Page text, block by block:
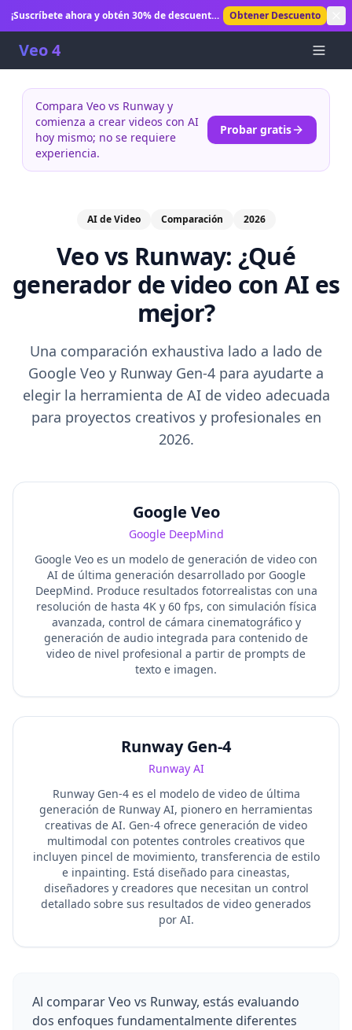
¡Suscríbete ahora y obtén 30% de descuento!
Obtener Descuento
Veo 4
Compara Veo vs Runway y
comienza a crear videos con AI
hoy mismo; no se requiere
experiencia.
Probar gratis
AI de Video Comparación 2026
Veo vs Runway: ¿Qué
generador de video con AI es
mejor?
Una comparación exhaustiva lado a lado de
Google Veo y Runway Gen-4 para ayudarte a
elegir la herramienta de AI de video adecuada
para proyectos creativos y profesionales en
2026.
Google Veo
Google DeepMind
Google Veo es un modelo de generación de video con
AI de última generación desarrollado por Google
DeepMind. Produce resultados fotorrealistas con una
resolución de hasta 4K y 60 fps, con simulación física
avanzada, control de cámara cinematográfico y
generación de audio integrada para contenido de
video de nivel profesional a partir de prompts de
texto e imagen.
Runway Gen-4
Runway AI
Runway Gen-4 es el modelo de video de última
generación de Runway AI, pionero en herramientas
creativas de AI. Gen-4 ofrece generación de video
multimodal con potentes controles creativos que
incluyen pincel de movimiento, transferencia de estilo
e inpainting. Está diseñado para cineastas,
diseñadores y creadores que necesitan un control
detallado sobre sus resultados de video generados
por AI.
Al comparar Veo vs Runway, estás evaluando
dos enfoques fundamentalmente diferentes